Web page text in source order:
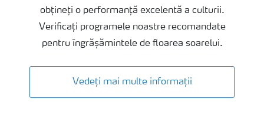
obțineți o performanță excelentă a culturii.
Verificați programele noastre recomandate
pentru îngrășămintele de floarea soarelui.
Vedeți mai multe informații